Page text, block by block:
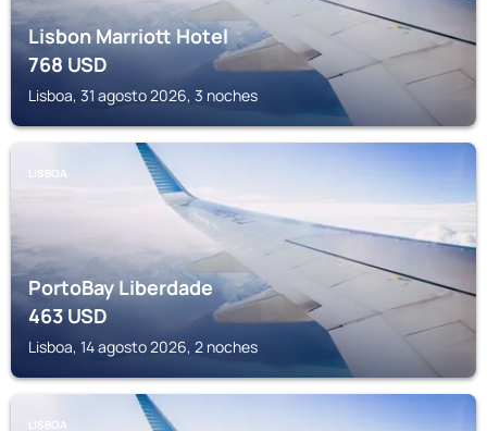
Lisbon Marriott Hotel
768USD
Lisboa, 31 agosto 2026, 3 noches
LISBOA
PortoBay Liberdade
463USD
Lisboa, 14 agosto 2026, 2 noches
LISBOA